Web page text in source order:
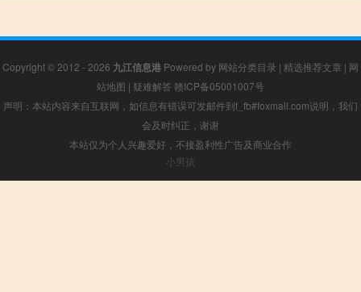
Copyright © 2012 - 2026 九江信息港 Powered by 网站分类目录 | 精选推荐文章 | 网
站地图 | 疑难解答 赣ICP备05001007号
声明：本站内容来自互联网，如信息有错误可发邮件到f_fb#foxmail.com说明，我们
会及时纠正，谢谢
本站仅为个人兴趣爱好，不接盈利性广告及商业合作
小男孩